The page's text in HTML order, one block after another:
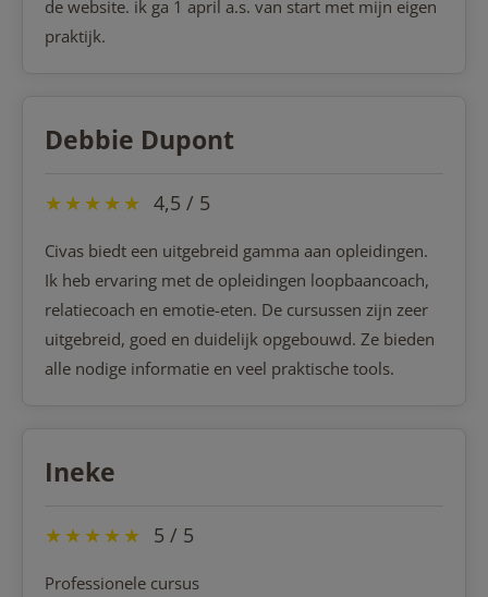
de website. ik ga 1 april a.s. van start met mijn eigen
praktijk.
Debbie Dupont
★★★★★ 4,5 / 5
Civas biedt een uitgebreid gamma aan opleidingen.
Ik heb ervaring met de opleidingen loopbaancoach,
relatiecoach en emotie-eten. De cursussen zijn zeer
uitgebreid, goed en duidelijk opgebouwd. Ze bieden
alle nodige informatie en veel praktische tools.
Ineke
★★★★★ 5 / 5
Professionele cursus